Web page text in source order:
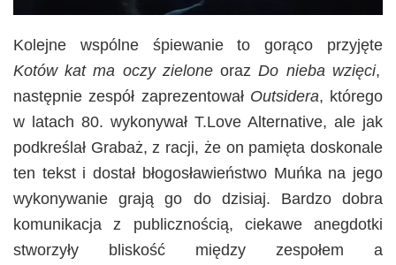
Kolejne wspólne śpiewanie to gorąco przyjęte
Kotów kat ma oczy zieloneorazDo nieba wzięci,
następnie zespół zaprezentował Outsidera, którego
w latach 80. wykonywał T.Love Alternative, ale jak
podkreślał Grabaż, z racji, że on pamięta doskonale
ten tekst i dostał błogosławieństwo Muńka na jego
wykonywanie grają go do dzisiaj. Bardzo dobra
komunikacja z publicznością, ciekawe anegdotki
stworzyły bliskość między zespołem a